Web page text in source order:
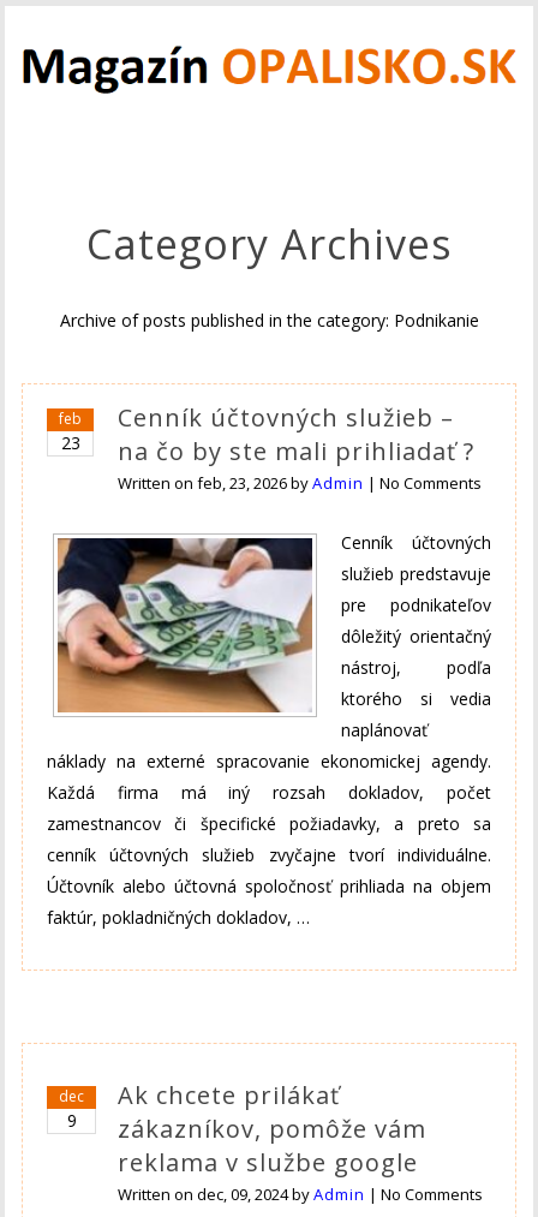
Category Archives
Archive of posts published in the category: Podnikanie
feb
23
Cenník účtovných služieb –
na čo by ste mali prihliadať ?
Written onfeb, 23, 2026byAdmin |No Comments
Cenník účtovných
služieb predstavuje
pre podnikateľov
dôležitý orientačný
nástroj, podľa
ktorého si vedia
naplánovať
náklady na externé spracovanie ekonomickej agendy.
Každá firma má iný rozsah dokladov, počet
zamestnancov či špecifické požiadavky, a preto sa
cenník účtovných služieb zvyčajne tvorí individuálne.
Účtovník alebo účtovná spoločnosť prihliada na objem
faktúr, pokladničných dokladov, …
dec
9
Ak chcete prilákať
zákazníkov, pomôže vám
reklama v službe google
Written ondec, 09, 2024byAdmin |No Comments